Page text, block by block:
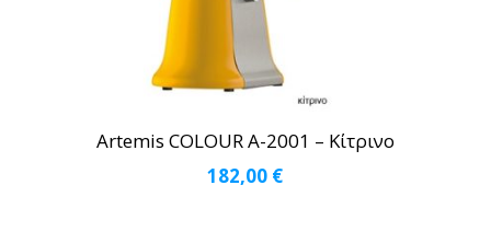
Artemis COLOUR A-2001 – Κίτρινο
182,00 €